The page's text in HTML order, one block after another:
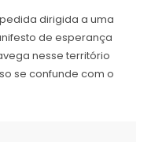
dirigida a uma
de esperança
nesse território
se confunde com o